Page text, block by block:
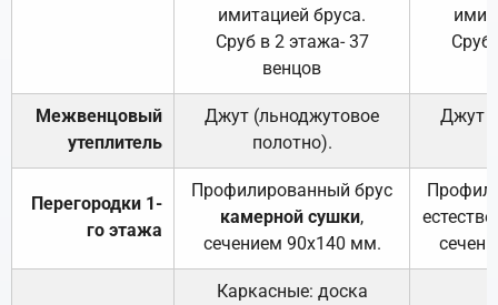
имитацией бруса.
Сруб в 2 этажа- 37
венцов
Сруб
Межвенцовый
утеплитель
Джут (льноджутовое
полотно).
Джут
Перегородки 1-
го этажа
Профилированный брус
камерной сушки,
сечением 90х140 мм.
Каркасные: доска